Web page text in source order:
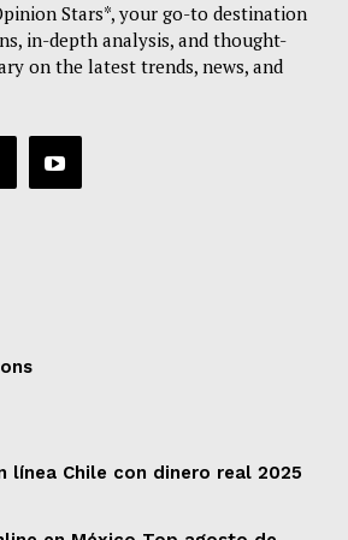
Stars*, your go-to destination
in-depth analysis, and thought-
on the latest trends, news, and
línea Chile con dinero real 2025